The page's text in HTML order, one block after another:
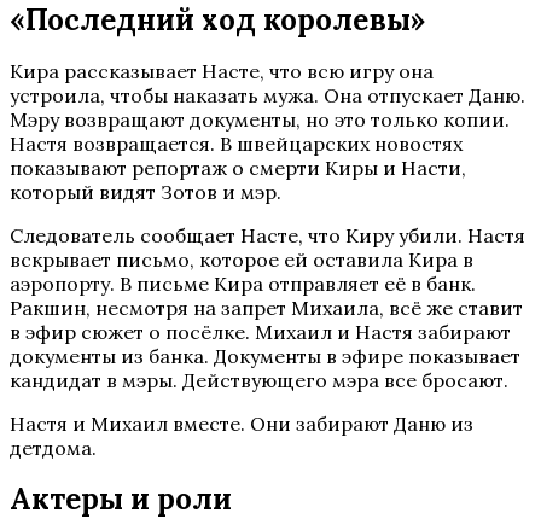
«Последний ход королевы»
Кира рассказывает Насте, что всю игру она
устроила, чтобы наказать мужа. Она отпускает Даню.
Мэру возвращают документы, но это только копии.
Настя возвращается. В швейцарских новостях
показывают репортаж о смерти Киры и Насти,
который видят Зотов и мэр.
Следователь сообщает Насте, что Киру убили. Настя
вскрывает письмо, которое ей оставила Кира в
аэропорту. В письме Кира отправляет её в банк.
Ракшин, несмотря на запрет Михаила, всё же ставит
в эфир сюжет о посёлке. Михаил и Настя забирают
документы из банка. Документы в эфире показывает
кандидат в мэры. Действующего мэра все бросают.
Настя и Михаил вместе. Они забирают Даню из
детдома.
Актеры и роли